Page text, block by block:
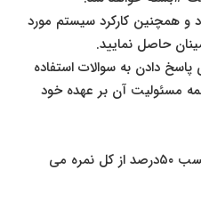
و همچنین کارکرد سیستم مورد
حاصل نمایید.
پاسخ دادن به سوالات استفاده
مسئولیت آن بر عهده خود
• حداقل نمره قبولی در آزمون کسب ۵۰درصد از کل نمره می